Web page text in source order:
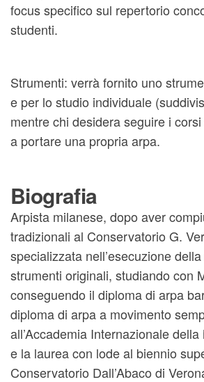
focus specifico sul repertorio
studenti.
Strumenti: verrà fornito uno
e per lo studio individuale
mentre chi desidera seguire i
a portare una propria arpa.
Biografia
Arpista milanese, dopo aver
tradizionali al Conservatorio G.
specializzata nell’esecuzione
strumenti originali, studiando con
conseguendo il diploma di arpa
diploma di arpa a movimento
all’Accademia Internazionale
e la laurea con lode al biennio
Conservatorio Dall’Abaco di